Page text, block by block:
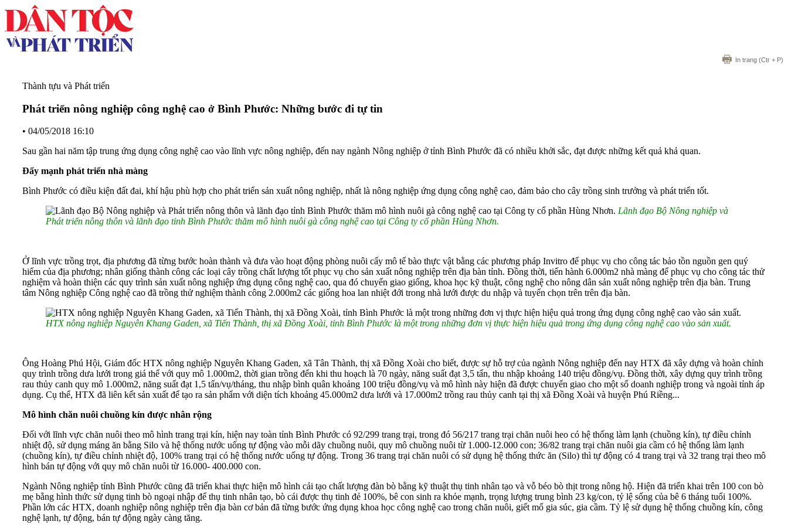
In trang (Ctr + P)
Thành tựu và Phát triển
Phát triển nông nghiệp công nghệ cao ở Bình Phước: Những bước đi tự tin
• 04/05/2018 16:10
Sau gần hai năm tập trung ứng dụng công nghệ cao vào lĩnh vực nông nghiệp, đến nay ngành Nông nghiệp ở tỉnh Bình Phước đã có nhiều khởi sắc, đạt được những kết quả khả quan.
Đẩy mạnh phát triển nhà màng
Bình Phước có điều kiện đất đai, khí hậu phù hợp cho phát triển sản xuất nông nghiệp, nhất là nông nghiệp ứng dụng công nghệ cao, đảm bảo cho cây trồng sinh trưởng và phát triển tốt.
Lãnh đạo Bộ Nông nghiệp và
Phát triển nông thôn và lãnh đạo tỉnh Bình Phước thăm mô hình nuôi gà công nghệ cao tại Công ty cổ phần Hùng Nhơn.
Ở lĩnh vực trồng trọt, địa phương đã từng bước hoàn thành và đưa vào hoạt động phòng nuôi cấy mô tế bào thực vật bằng các phương pháp Invitro để phục vụ cho công tác bảo tồn nguồn gen quý
hiếm của địa phương; nhân giống thành công các loại cây trồng chất lượng tốt phục vụ cho sản xuất nông nghiệp trên địa bàn tỉnh. Đồng thời, tiến hành 6.000m2 nhà màng để phục vụ cho công tác thử
nghiệm và hoàn thiện các quy trình sản xuất nông nghiệp ứng dụng công nghệ cao, qua đó chuyển giao giống, khoa học kỹ thuật, công nghệ cho nông dân sản xuất nông nghiệp trên địa bàn. Trung
tâm Nông nghiệp Công nghệ cao đã trồng thử nghiệm thành công 2.000m2 các giống hoa lan nhiệt đới trong nhà lưới được du nhập và tuyển chọn trên trên địa bàn.
HTX nông nghiệp Nguyên Khang Gaden, xã Tiến Thành, thị xã Đồng Xoài, tỉnh Bình Phước là một trong những đơn vị thực hiện hiệu quả trong ứng dụng công nghệ cao vào sản xuất.
Ông Hoàng Phú Hội, Giám đốc HTX nông nghiệp Nguyên Khang Gaden, xã Tân Thành, thị xã Đồng Xoài cho biết, được sự hỗ trợ của ngành Nông nghiệp đến nay HTX đã xây dựng và hoàn chỉnh
quy trình trồng dưa lưới trong giá thể với quy mô 1.000m2, thời gian trồng đến khi thu hoạch là 70 ngày, năng suất đạt 3,5 tấn, thu nhập khoảng 140 triệu đồng/vụ. Đồng thời, xây dựng quy trình trồng
rau thủy canh quy mô 1.000m2, năng suất đạt 1,5 tấn/vụ/tháng, thu nhập bình quân khoảng 100 triệu đồng/vụ và mô hình này hiện đã được chuyển giao cho một số doanh nghiệp trong và ngoài tỉnh áp
dụng. Cụ thể, HTX đã liên kết sản xuất để tạo ra sản phẩm với diện tích khoảng 45.000m2 dưa lưới và 17.000m2 trồng rau thủy canh tại thị xã Đồng Xoài và huyện Phú Riềng...
Mô hình chăn nuôi chuồng kín được nhân rộng
Đối với lĩnh vực chăn nuôi theo mô hình trang trại kín, hiện nay toàn tỉnh Bình Phước có 92/299 trang trại, trong đó 56/217 trang trại chăn nuôi heo có hệ thống làm lạnh (chuồng kín), tự điều chỉnh
nhiệt độ, sử dụng máng ăn bằng Silo và hệ thống nước uống tự động vào mỗi dãy chuồng nuôi, quy mô chuồng nuôi từ 1.000-12.000 con; 36/82 trang trại chăn nuôi gia cầm có hệ thống làm lạnh
(chuồng kín), tự điều chỉnh nhiệt độ, 100% trang trại có hệ thống nước uống tự động. Trong 36 trang trại chăn nuôi có sử dụng hệ thống thức ăn (Silo) thì tự động có 4 trang trại và 32 trang trại theo mô
hình bán tự động với quy mô chăn nuôi từ 16.000- 400.000 con.
Ngành Nông nghiệp tỉnh Bình Phước cũng đã triển khai thực hiện mô hình cải tạo chất lượng đàn bò bằng kỹ thuật thụ tinh nhân tạo và vỗ béo bò thịt trong nông hộ. Hiện đã triển khai trên 100 con bò
mẹ bằng hình thức sử dụng tinh bò ngoại nhập để thụ tinh nhân tạo, bò cái được thụ tinh đẻ 100%, bê con sinh ra khỏe mạnh, trọng lượng trung bình 23 kg/con, tỷ lệ sống của bê 6 tháng tuổi 100%.
Phần lớn các HTX, doanh nghiệp nông nghiệp trên địa bàn cơ bản đã từng bước ứng dụng khoa học công nghệ cao trong chăn nuôi, giết mổ gia súc, gia cầm. Tỷ lệ sử dụng hệ thống chuồng kín, công
nghệ lạnh, tự động, bán tự động ngày càng tăng.